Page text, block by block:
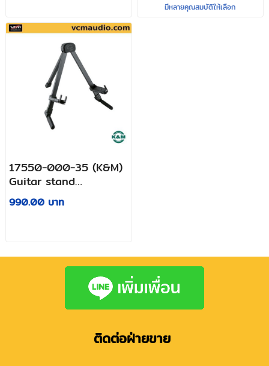
มีหลายคุณสมบัติให้เลือก
17550-000-35 (K&M)
Guitar stand
»Memphis Travel
990.00 บาท
ติดต่อฝ่ายขาย